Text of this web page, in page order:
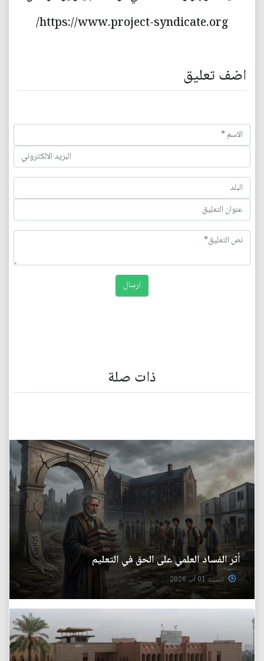
https://www.project-syndicate.org/
اضف تعليق
ذات صلة
أثر الفساد العلمي على الحق في التعليم
السبت 01 آب 2026